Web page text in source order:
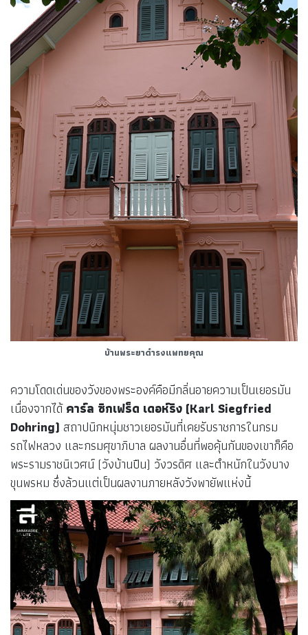
บ้านพระยาดำรงแพทยคุณ
ความโดดเด่นของวังของพระองค์คือมีกลิ่นอายความเป็นเยอรมัน
เนื่องจากได้คาร์ล ซิกเฟร็ด เดอห์ริง (Karl Siegfried
Dohring) สถาปนิกหนุ่มชาวเยอรมันที่เคยรับราชการในกรม
รถไฟหลวง และกรมศุขาภิบาล ผลงานอื่นที่พอคุ้นกันของเขาก็คือ
พระรามราชนิเวศน์ (วังบ้านปืน) วังวรดิศ และตำหนักในวังบาง
ขุนพรหม ซึ่งล้วนแต่เป็นผลงานภายหลังวังพายัพแห่งนี้